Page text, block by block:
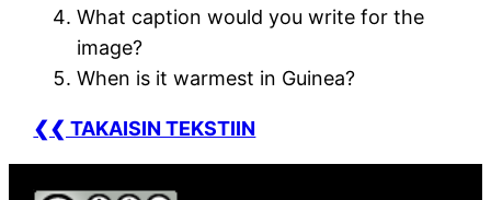
What caption would you write for the
image?
When is it warmest in Guinea?
❮❮ TAKAISIN TEKSTIIN